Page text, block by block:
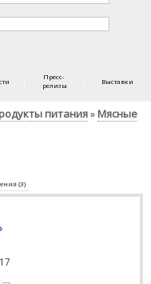
Пресс-
релизы
Выставки
питания» Мясные
(3)